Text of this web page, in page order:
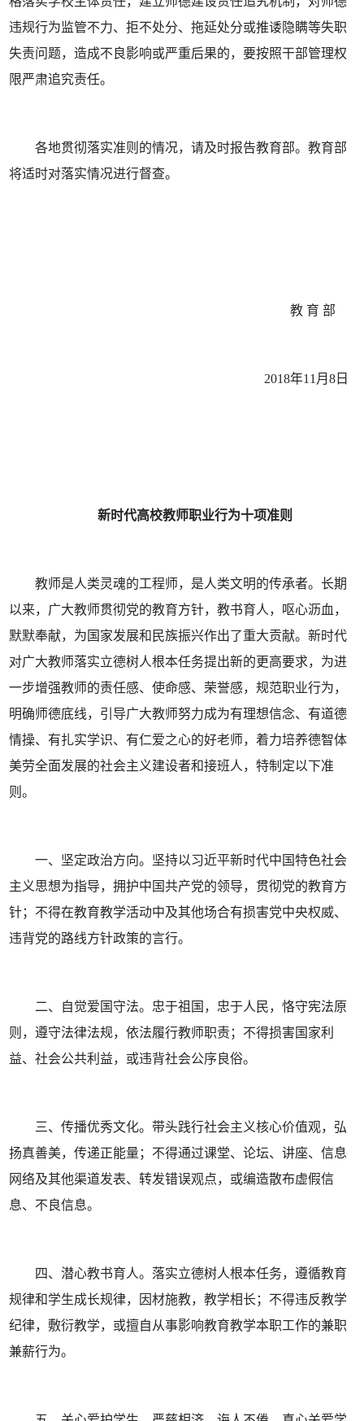
违规行为监管不力、拒不处分、拖延处分或推诿隐瞒等失职
失责问题，造成不良影响或严重后果的，要按照干部管理权
限严肃追究责任。
各地贯彻落实准则的情况，请及时报告教育部。教育部
将适时对落实情况进行督查。
教 育 部
2018年11月8日
新时代高校教师职业行为十项准则
教师是人类灵魂的工程师，是人类文明的传承者。长期
以来，广大教师贯彻党的教育方针，教书育人，呕心沥血，
默默奉献，为国家发展和民族振兴作出了重大贡献。新时代
对广大教师落实立德树人根本任务提出新的更高要求，为进
一步增强教师的责任感、使命感、荣誉感，规范职业行为，
明确师德底线，引导广大教师努力成为有理想信念、有道德
情操、有扎实学识、有仁爱之心的好老师，着力培养德智体
美劳全面发展的社会主义建设者和接班人，特制定以下准
则。
一、坚定政治方向。坚持以习近平新时代中国特色社会
主义思想为指导，拥护中国共产党的领导，贯彻党的教育方
针；不得在教育教学活动中及其他场合有损害党中央权威、
违背党的路线方针政策的言行。
二、自觉爱国守法。忠于祖国，忠于人民，恪守宪法原
则，遵守法律法规，依法履行教师职责；不得损害国家利
益、社会公共利益，或违背社会公序良俗。
三、传播优秀文化。带头践行社会主义核心价值观，弘
扬真善美，传递正能量；不得通过课堂、论坛、讲座、信息
网络及其他渠道发表、转发错误观点，或编造散布虚假信
息、不良信息。
四、潜心教书育人。落实立德树人根本任务，遵循教育
规律和学生成长规律，因材施教，教学相长；不得违反教学
纪律，敷衍教学，或擅自从事影响教育教学本职工作的兼职
兼薪行为。